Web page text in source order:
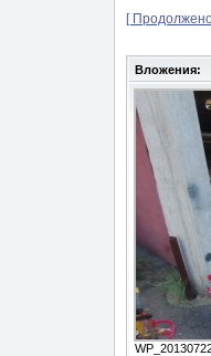
[
Вложения: